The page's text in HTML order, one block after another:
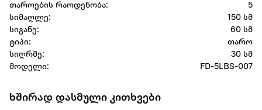
თაროების რაოდენობა:
5
სიმაღლე:
150 სმ
სიგანე:
60 სმ
ტიპი:
თარო
სიღრმე:
30 სმ
მოდელი:
FD-5LBS-007
ხშირად დასმული კითხვები